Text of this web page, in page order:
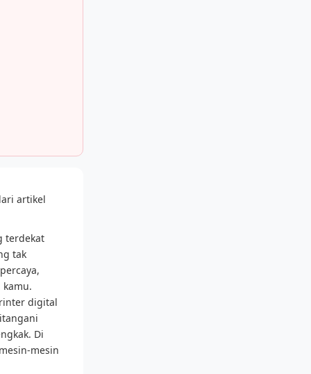
artikel
terdekat
tak
digital
Di
mesin